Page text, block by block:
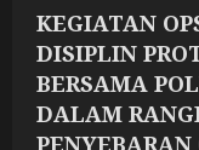
KEGIATAN
DISIPLIN
BERSAMA
DALAM